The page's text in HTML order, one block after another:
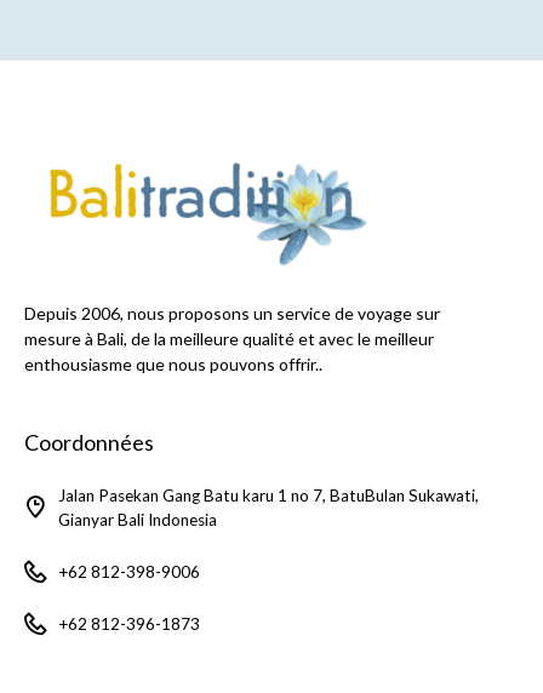
Depuis 2006, nous proposons un service de voyage sur
mesure à Bali, de la meilleure qualité et avec le meilleur
enthousiasme que nous pouvons offrir..
Coordonnées
Jalan Pasekan Gang Batu karu 1 no 7, BatuBulan Sukawati,
Gianyar Bali Indonesia
+62 812-398-9006
+62 812-396-1873